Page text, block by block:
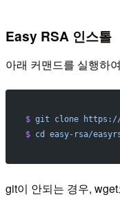
Easy RSA 인스톨
아래 커맨드를 실행하
$ git clone https://
$ cd easy-rsa/
git이 안되는 경우,